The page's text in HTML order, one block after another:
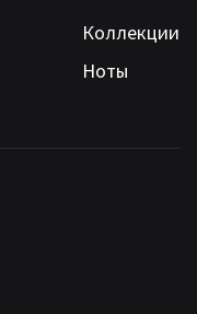
Коллекции
Ноты